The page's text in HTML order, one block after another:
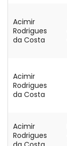
Acimir
Rodrigues
da Costa
Acimir
Rodrigues
da Costa
Acimir
Rodrigues